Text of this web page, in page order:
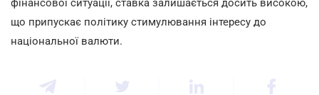
фінансової ситуації, ставка залишається досить високою,
що припускає політику стимулювання інтересу до
національної валюти.